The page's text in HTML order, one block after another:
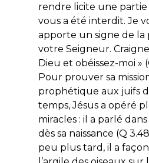
rendre licite une partie
vous a été interdit. Je
apporte un signe de la
votre Seigneur.
Dieu et obéissez-moi »
Pour prouver sa
prophétique aux juifs
temps, Jésus a opéré
miracles : il a parlé
dès sa naissance (Q
peu plus tard, il a